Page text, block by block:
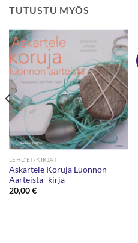
TUTUSTU MYÖS
LEHDET/KIRJAT
Askartele Koruja Luonnon
Aarteista -kirja
20,00€